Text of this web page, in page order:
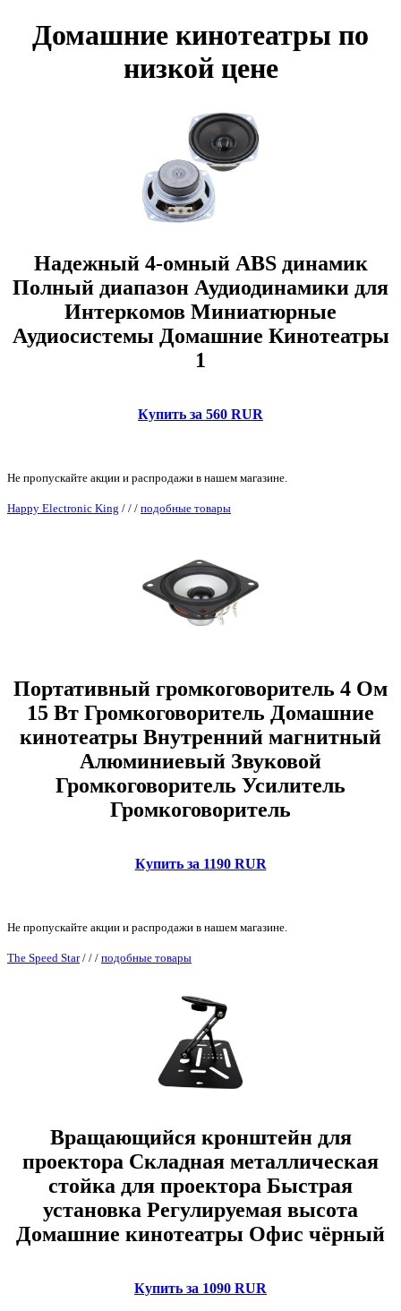
Домашние кинотеатры по
низкой цене
Надежный 4-омный ABS динамик
Полный диапазон Аудиодинамики для
Интеркомов Миниатюрные
Аудиосистемы Домашние Кинотеатры
1
Купить за 560 RUR
Не пропускайте акции и распродажи в нашем магазине.
Happy Electronic King / / / подобные товары
Портативный громкоговоритель 4 Ом
15 Вт Громкоговоритель Домашние
кинотеатры Внутренний магнитный
Алюминиевый Звуковой
Громкоговоритель Усилитель
Громкоговоритель
Купить за 1190 RUR
Не пропускайте акции и распродажи в нашем магазине.
The Speed Star/ / / подобные товары
Вращающийся кронштейн для
проектора Складная металлическая
стойка для проектора Быстрая
установка Регулируемая высота
Домашние кинотеатры Офис чёрный
Купить за 1090 RUR